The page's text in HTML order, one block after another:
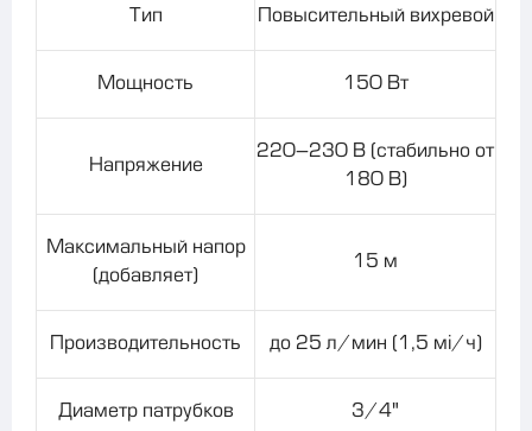
Тип Повысительный вихревой
Мощность 150 Вт
Напряжение
220–230 В (стабильно от
180 В)
Максимальный напор
(добавляет)
15 м
Производительность до 25 л/мин (1,5 м³/ч)
Диаметр патрубков 3/4"